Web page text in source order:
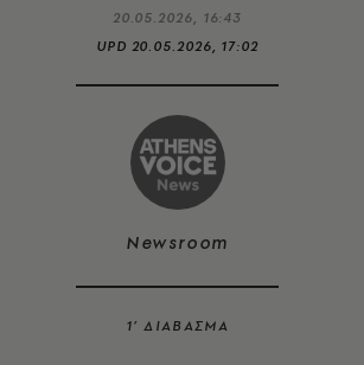
20.05.2026, 16:43
UPD 20.05.2026, 17:02
Newsroom
1’ ΔΙΑΒΑΣΜΑ